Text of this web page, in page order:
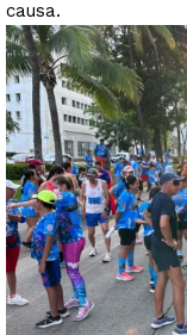
causa.